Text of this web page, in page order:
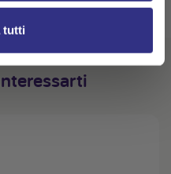
tutti